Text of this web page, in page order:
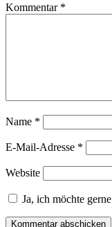
Kommentar *
Name *
E-Mail-Adresse *
Website
Ja, ich möchte